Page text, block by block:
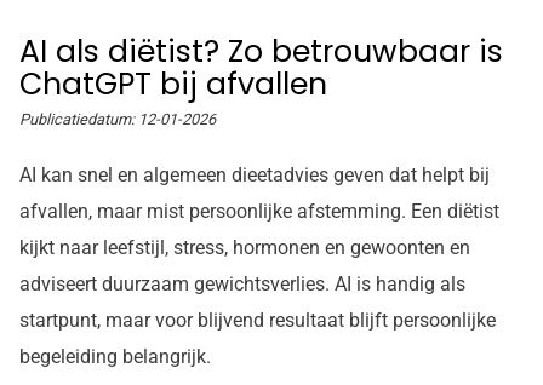
AI als diëtist? Zo betrouwbaar is
ChatGPT bij afvallen
Publicatiedatum: 12-01-2026
AI kan snel en algemeen dieetadvies geven dat helpt bij
afvallen, maar mist persoonlijke afstemming. Een diëtist
kijkt naar leefstijl, stress, hormonen en gewoonten en
adviseert duurzaam gewichtsverlies. AI is handig als
startpunt, maar voor blijvend resultaat blijft persoonlijke
begeleiding belangrijk.